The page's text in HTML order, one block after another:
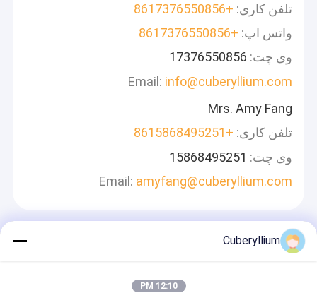
تلفن کاری: +8617376550856
واتس اپ: +8617376550856
وی چت:
Email: info@cuberyllium.com
Mrs. Amy Fang
تلفن کاری: +8615868495251
وی چت:
Email: amyfang@cuberyllium.com
ما به سرعت پاسخ خواهیم داد
Cuberyllium
12:10 PM